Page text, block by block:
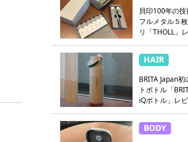
貝印100年の
フルメタル５
リ「THOLL」
HAIR
BRITA Japan初
トボトル「
iQボトル」レ
BODY